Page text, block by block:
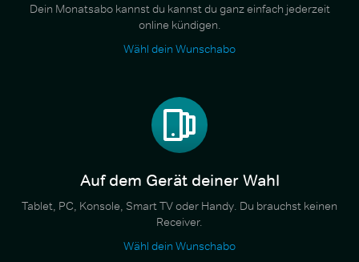
Dein Monatsabo kannst du kannst du ganz einfach jederzeit
online kündigen.
Wähl dein Wunschabo
Auf dem Gerät deiner Wahl
Tablet, PC, Konsole, Smart TV oder Handy. Du brauchst keinen
Receiver.
Wähl dein Wunschabo